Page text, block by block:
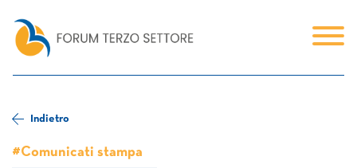
Indietro
#Comunicati stampa